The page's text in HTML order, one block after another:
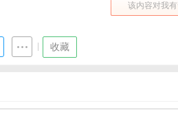
该内容对我
收藏